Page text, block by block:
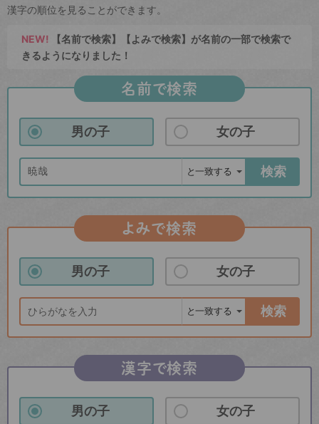
漢字の順位を見ることができます。
NEW! 【名前で検索】【よみで検索】が名前の一部で検索で
きるようになりました！
名前で検索
男の子 女の子
検索
よみで検索
男の子 女の子
検索
漢字で検索
男の子 女の子